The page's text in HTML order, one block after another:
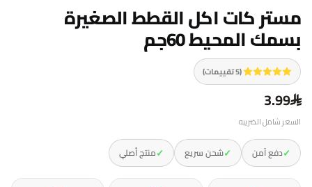
مستر كات اكل القطط الصغيرة
بسمك المحيط 60جم
(5 تقييمات)
3.99
السعر شامل الضريبه
✓دفع آمن ✓شحن سريع ✓منتج أصلي